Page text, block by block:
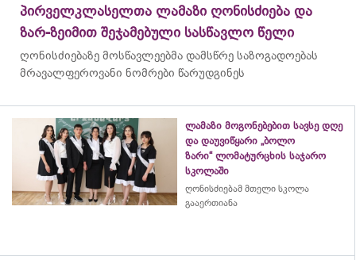
პირველკლასელთა ლამაზი ღონისძიება და
ზარ-ზეიმით შეჯამებული სასწავლო წელი
ღონისძიებაზე მოსწავლეებმა დამსწრე საზოგადოებას
მრავალფეროვანი ნომრები წარუდგინეს
ლამაზი მოგონებებით სავსე დღე
და დაუვიწყარი „ბოლო
ზარი“ ლომატურცხის საჯარო
სკოლაში
ღონისძიებამ მთელი სკოლა
გააერთიანა